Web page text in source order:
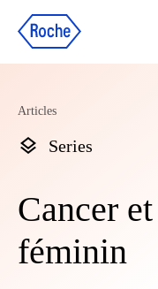
Articles
Series
Cancer
féminin